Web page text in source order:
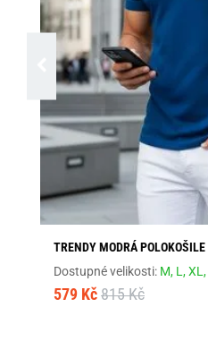
TRENDY MODRÁ POLOKOŠILE
Dostupné velikosti: M, L,XL,
579 Kč 815 Kč